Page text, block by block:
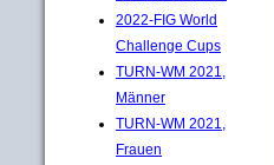
2022-FIG World
Challenge Cups
TURN-WM 2021,
Männer
TURN-WM 2021,
Frauen